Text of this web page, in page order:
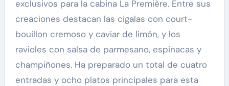
exclusivos para la cabina La Première. Entre sus
creaciones destacan las cigalas con court-
bouillon cremoso y caviar de limón, y los
ravioles con salsa de parmesano, espinacas y
champiñones. Ha preparado un total de cuatro
entradas y ocho platos principales para esta